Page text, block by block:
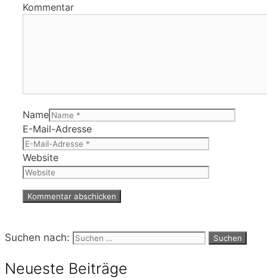
Kommentar
Name
E-Mail-Adresse
Website
Suchen nach:
Neueste Beiträge